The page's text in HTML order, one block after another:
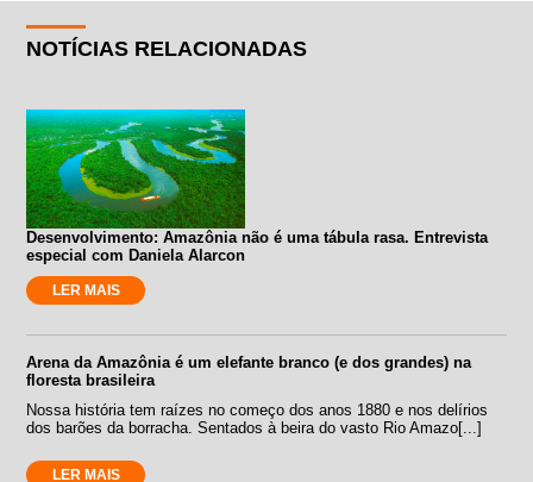
NOTÍCIAS RELACIONADAS
Desenvolvimento: Amazônia não é uma tábula rasa. Entrevista
especial com Daniela Alarcon
LER MAIS
Arena da Amazônia é um elefante branco (e dos grandes) na
floresta brasileira
Nossa história tem raízes no começo dos anos 1880 e nos delírios
dos barões da borracha. Sentados à beira do vasto Rio Amazo[...]
LER MAIS